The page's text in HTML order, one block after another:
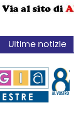
Ultime notizie